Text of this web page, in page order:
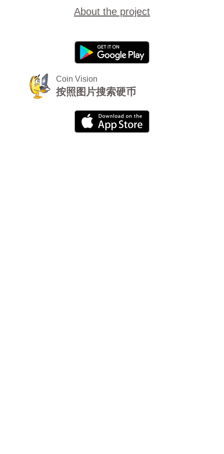
About the project
Coin Vision
按照图片搜索硬币